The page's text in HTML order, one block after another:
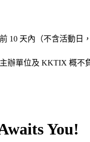
10 天內（不含活動日
辦單位及 KKTIX 概不
You!